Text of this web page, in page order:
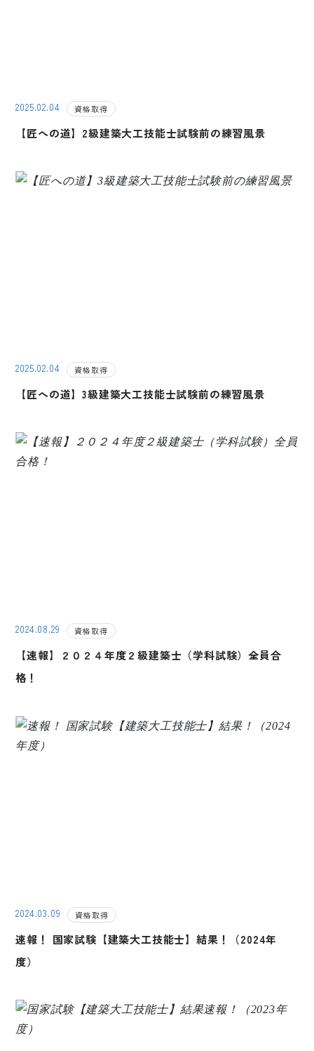
2025.02.04 資格取得
【匠への道】2級建築大工技能士試験前の練習風景
2025.02.04 資格取得
【匠への道】3級建築大工技能士試験前の練習風景
2024.08.29 資格取得
【速報】２０２４年度２級建築士（学科試験）全員合
格！
2024.03.09 資格取得
速報！ 国家試験【建築大工技能士】結果！（2024年
度）